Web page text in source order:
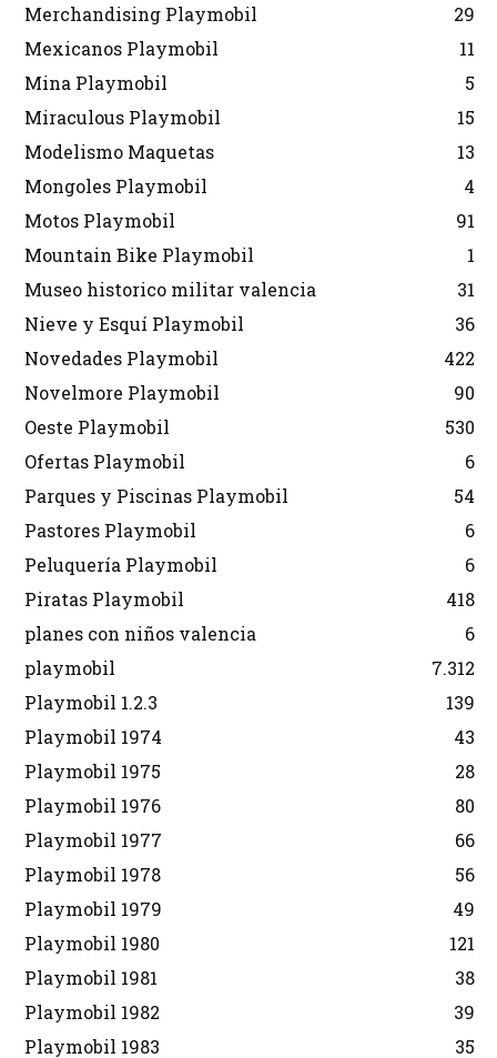
Merchandising Playmobil
29
Mexicanos Playmobil
11
Mina Playmobil
5
Miraculous Playmobil
15
Modelismo Maquetas
13
Mongoles Playmobil
4
Motos Playmobil
91
Mountain Bike Playmobil
1
Museo historico militar valencia
31
Nieve y Esquí Playmobil
36
Novedades Playmobil
422
Novelmore Playmobil
90
Oeste Playmobil
530
Ofertas Playmobil
6
Parques y Piscinas Playmobil
54
Pastores Playmobil
6
Peluquería Playmobil
6
Piratas Playmobil
418
planes con niños valencia
6
playmobil
7.312
Playmobil 1.2.3
139
Playmobil 1974
43
Playmobil 1975
28
Playmobil 1976
80
Playmobil 1977
66
Playmobil 1978
56
Playmobil 1979
49
Playmobil 1980
121
Playmobil 1981
38
Playmobil 1982
39
Playmobil 1983
35